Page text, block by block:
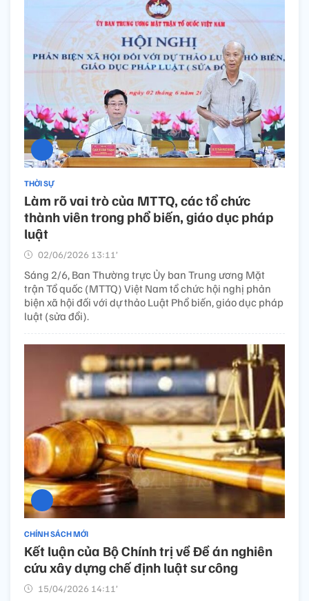
THỜI SỰ
Làm rõ vai trò của MTTQ, các tổ chức
thành viên trong phổ biến, giáo dục pháp
luật
02/06/2026 13:11’
Sáng 2/6, Ban Thường trực Ủy ban Trung ương Mặt
trận Tổ quốc (MTTQ) Việt Nam tổ chức hội nghị phản
biện xã hội đối với dự thảo Luật Phổ biến, giáo dục pháp
luật (sửa đổi).
CHÍNH SÁCH MỚI
Kết luận của Bộ Chính trị về Đề án nghiên
cứu xây dựng chế định luật sư công
15/04/2026 14:11’